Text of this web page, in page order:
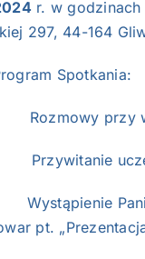
r. w godzinach
297, 44-164
Spotkania:
Rozmowy przy
Przywitanie
Pani
pt.